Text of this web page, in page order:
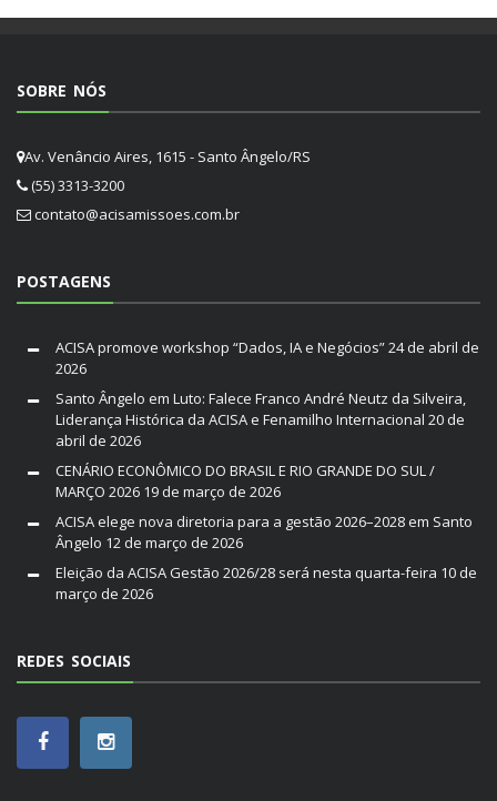
SOBRE NÓS
Av. Venâncio Aires, 1615 - Santo Ângelo/RS
(55) 3313-3200
contato@acisamissoes.com.br
POSTAGENS
ACISA promove workshop “Dados, IA e Negócios”24 de abril de
2026
Santo Ângelo em Luto: Falece Franco André Neutz da Silveira,
Liderança Histórica da ACISA e Fenamilho Internacional 20 de
abril de 2026
CENÁRIO ECONÔMICO DO BRASIL E RIO GRANDE DO SUL /
MARÇO 2026 19 de março de 2026
ACISA elege nova diretoria para a gestão 2026–2028 em Santo
Ângelo 12 de março de 2026
Eleição da ACISA Gestão 2026/28 será nesta quarta-feira 10 de
março de 2026
REDES SOCIAIS